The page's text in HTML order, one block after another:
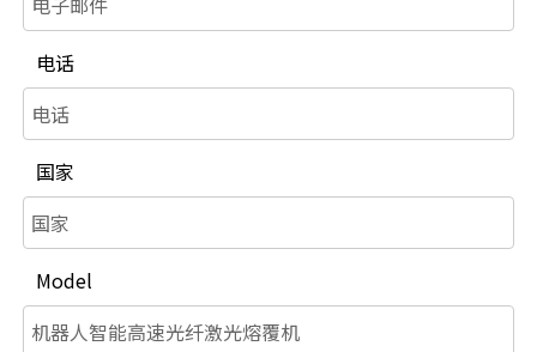
电话
国家
Model